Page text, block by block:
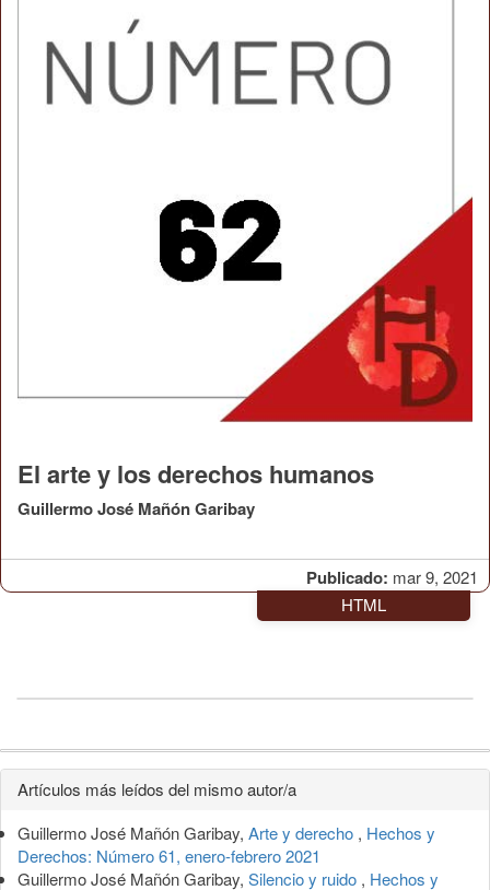
Publicado: mar 9, 2021
El arte y los derechos humanos
Guillermo José Mañón Garibay
HTML
Detalles
del
artículo
Artículos más leídos del mismo autor/a
Guillermo José Mañón Garibay, Arte y derecho , Hechos y
Derechos: Número 61, enero-febrero 2021
Guillermo José Mañón Garibay, Silencio y ruido , Hechos y